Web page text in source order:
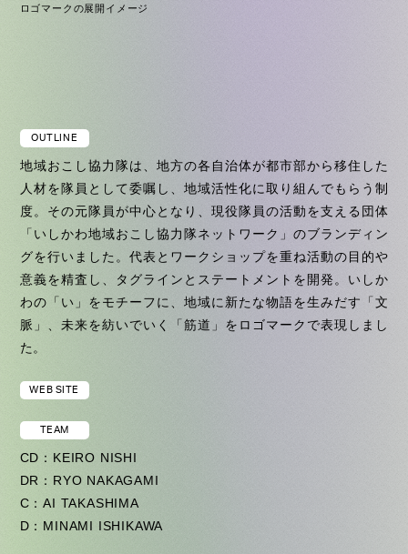
ロゴマークの展開イメージ
OUTLINE
地域おこし協力隊は、地方の各自治体が都市部から移住した
人材を隊員として委嘱し、地域活性化に取り組んでもらう制
度。その元隊員が中心となり、現役隊員の活動を支える団体
「いしかわ地域おこし協力隊ネットワーク」のブランディン
グを行いました。代表とワークショップを重ね活動の目的や
意義を精査し、タグラインとステートメントを開発。いしか
わの「い」をモチーフに、地域に新たな物語を生みだす「文
脈」、未来を紡いでいく「筋道」をロゴマークで表現しまし
た。
WEB SITE
TEAM
CD：KEIRO NISHI
DR：RYO NAKAGAMI
C：AI TAKASHIMA
D：MINAMI ISHIKAWA